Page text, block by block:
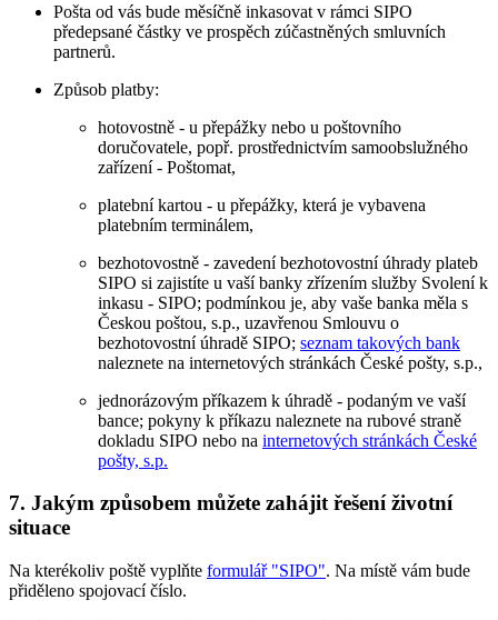
Pošta od vás bude měsíčně inkasovat v rámci SIPO
předepsané částky ve prospěch zúčastněných smluvních
partnerů.
Způsob platby:
hotovostně - u přepážky nebo u poštovního
doručovatele, popř. prostřednictvím samoobslužného
zařízení - Poštomat,
platební kartou - u přepážky, která je vybavena
platebním terminálem,
bezhotovostně - zavedení bezhotovostní úhrady plateb
SIPO si zajistíte u vaší banky zřízením služby Svolení k
inkasu - SIPO; podmínkou je, aby vaše banka měla s
Českou poštou, s.p., uzavřenou Smlouvu o
bezhotovostní úhradě SIPO; seznam takových bank
naleznete na internetových stránkách České pošty, s.p.,
jednorázovým příkazem k úhradě - podaným ve vaší
bance; pokyny k příkazu naleznete na rubové straně
dokladu SIPO nebo na internetových stránkách České
pošty, s.p.
7. Jakým způsobem můžete zahájit řešení životní
situace
Na kterékoliv poště vyplňte formulář "SIPO". Na místě vám bude
přiděleno spojovací číslo.